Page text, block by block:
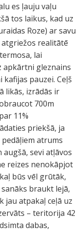
es ļauju vaļu
tos laikus, kad uz
Roze) ar savu
realitātē
lai
apkārtni gleznains
pauzei. Ceļš
likās, izrādās ir
700m
11%
priekšā, ja
atrums
sevi atļāvos
reizes nenokāpjot
būs vēl grūtāk,
braukt lejā,
jau atpakaļ ceļā uz
– teritorija 42
dabas,